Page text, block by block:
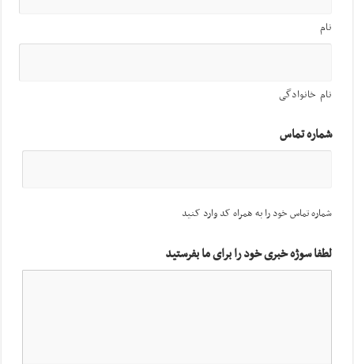
نام
نام خانوادگی
شماره تماس
شماره تماس خود را به همراه کد وارد کنید
لطفا سوژه خبری خود را برای ما بفرستید